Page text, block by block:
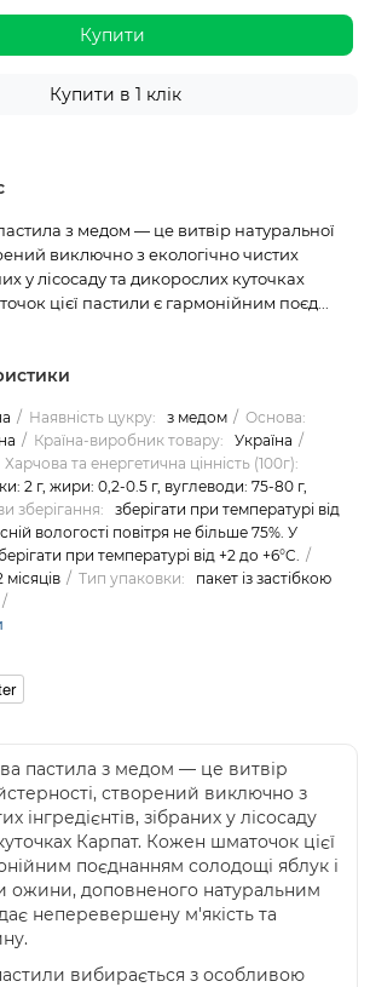
Купити
Купити в 1 клік
з медом — це витвір натуральної
виключно з екологічно чистих
у лісосаду та дикорослих куточках
цієї пастили є гармонійним поєд...
Наявність цукру: з медом
Основа:
Країна-виробник товару:
Україна
Харчова та енергетична цінність (100г):
2 г, жири: 0,2-0.5 г, вуглеводи: 75-80 г,
зберігання:
зберігати при температурі від
вологості повітря не більше 75%. У
при температурі від +2 до +6°C.
місяців Тип упаковки:
пакет із застібкою
пастила з медом — це витвір
створений виключно з
інгредієнтів, зібраних у лісосаду
Карпат. Кожен шматочок цієї
поєднанням солодощі яблук і
ожини, доповненого натуральним
неперевершену м'якість та
вибирається з особливою